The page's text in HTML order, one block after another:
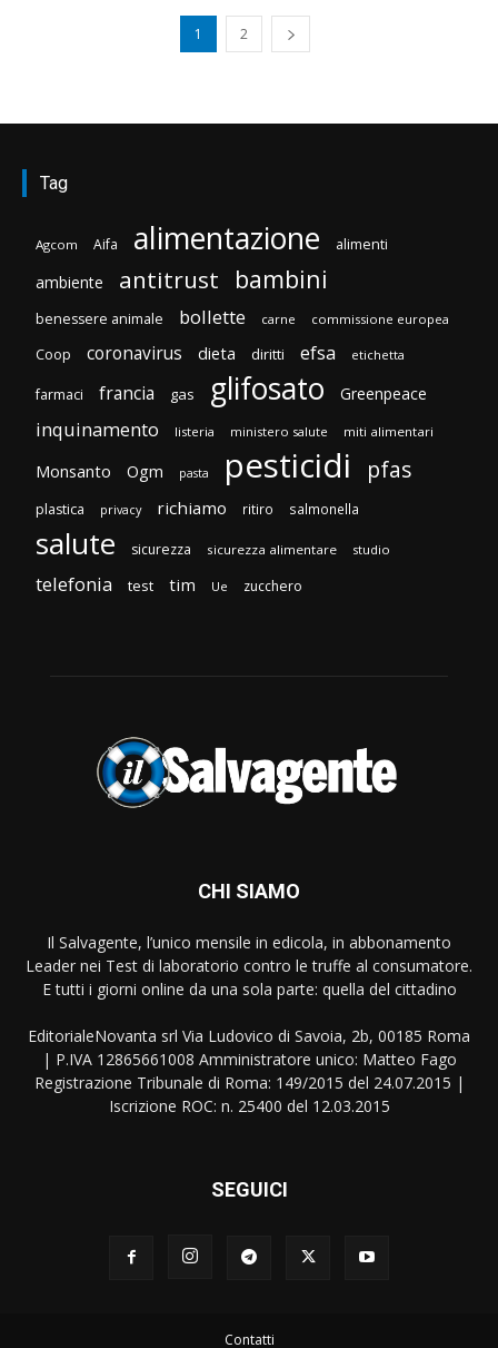
1 2
Tag
Agcom Aifa alimentazione alimenti
ambiente antitrust bambini
benessere animale bollette carne commissione europea
Coop coronavirus dieta diritti efsa etichetta
farmaci francia gas glifosato Greenpeace
inquinamento listeria ministero salute miti alimentari
Monsanto Ogm pasta pesticidi pfas
plastica privacy richiamo ritiro salmonella
salute sicurezza sicurezza alimentare studio
telefonia test tim Ue zucchero
CHI SIAMO
Il Salvagente, l’unico mensile in edicola, in abbonamento
Leader nei Test di laboratorio contro le truffe al consumatore.
E tutti i giorni online da una sola parte: quella del cittadino
EditorialeNovanta srl Via Ludovico di Savoia, 2b, 00185 Roma
| P.IVA 12865661008 Amministratore unico: Matteo Fago
Registrazione Tribunale di Roma: 149/2015 del 24.07.2015 |
Iscrizione ROC: n. 25400 del 12.03.2015
SEGUICI
Contatti